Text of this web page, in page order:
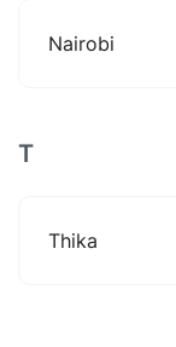
Nairobi
T
Thika